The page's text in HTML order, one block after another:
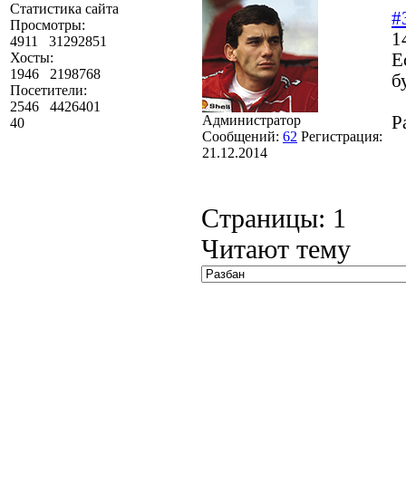
Статистика сайта
Просмотры:
4911
31292851
Хосты:
1946
2198768
Посетители:
2546
4426401
40
Администратор
Сообщений: 62 Регистрация:
21.12.2014
Страницы: 1
Читают тему